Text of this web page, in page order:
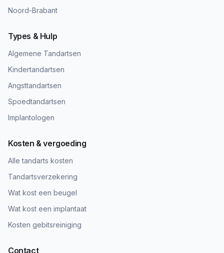
Noord-Brabant
Types & Hulp
Algemene Tandartsen
Kindertandartsen
Angsttandartsen
Spoedtandartsen
Implantologen
Kosten & vergoeding
Alle tandarts kosten
Tandartsverzekering
Wat kost een beugel
Wat kost een implantaat
Kosten gebitsreiniging
Contact